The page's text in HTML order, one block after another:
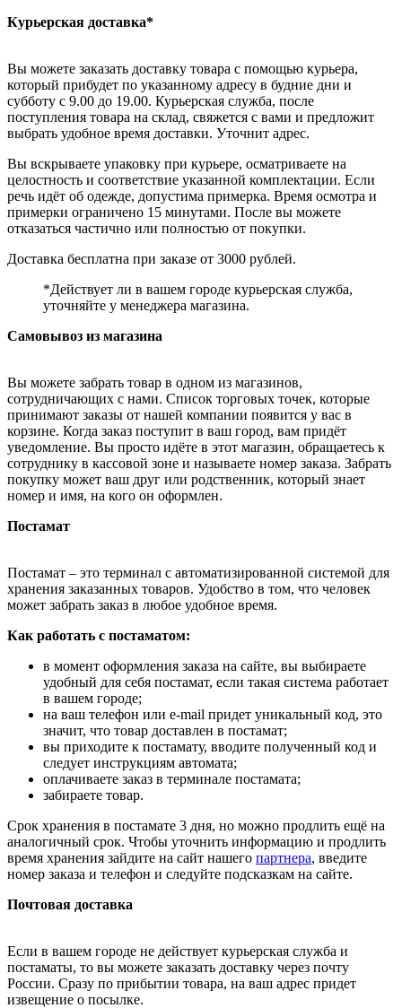
Курьерская доставка*
Вы можете заказать доставку товара с помощью курьера,
который прибудет по указанному адресу в будние дни и
субботу с 9.00 до 19.00. Курьерская служба, после
поступления товара на склад, свяжется с вами и предложит
выбрать удобное время доставки. Уточнит адрес.
Вы вскрываете упаковку при курьере, осматриваете на
целостность и соответствие указанной комплектации. Если
речь идёт об одежде, допустима примерка. Время осмотра и
примерки ограничено 15 минутами. После вы можете
отказаться частично или полностью от покупки.
Доставка бесплатна при заказе от 3000 рублей.
*Действует ли в вашем городе курьерская служба,
уточняйте у менеджера магазина.
Самовывоз из магазина
Вы можете забрать товар в одном из магазинов,
сотрудничающих с нами. Список торговых точек, которые
принимают заказы от нашей компании появится у вас в
корзине. Когда заказ поступит в ваш город, вам придёт
уведомление. Вы просто идёте в этот магазин, обращаетесь к
сотруднику в кассовой зоне и называете номер заказа. Забрать
покупку может ваш друг или родственник, который знает
номер и имя, на кого он оформлен.
Постамат
Постамат – это терминал с автоматизированной системой для
хранения заказанных товаров. Удобство в том, что человек
может забрать заказ в любое удобное время.
Как работать с постаматом:
в момент оформления заказа на сайте, вы выбираете
удобный для себя постамат, если такая система работает
в вашем городе;
на ваш телефон или e-mail придет уникальный код, это
значит, что товар доставлен в постамат;
вы приходите к постамату, вводите полученный код и
следует инструкциям автомата;
оплачиваете заказ в терминале постамата;
забираете товар.
Срок хранения в постамате 3 дня, но можно продлить ещё на
аналогичный срок. Чтобы уточнить информацию и продлить
время хранения зайдите на сайт нашего партнера, введите
номер заказа и телефон и следуйте подсказкам на сайте.
Почтовая доставка
Если в вашем городе не действует курьерская служба и
постаматы, то вы можете заказать доставку через почту
России. Сразу по прибытии товара, на ваш адрес придет
извещение о посылке.